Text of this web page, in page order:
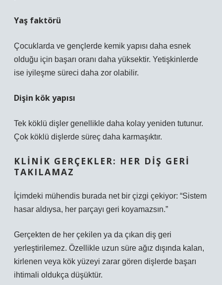
Yaş faktörü
Çocuklarda ve gençlerde kemik yapısı daha esnek
olduğu için başarı oranı daha yüksektir. Yetişkinlerde
ise iyileşme süreci daha zor olabilir.
Dişin kök yapısı
Tek köklü dişler genellikle daha kolay yeniden tutunur.
Çok köklü dişlerde süreç daha karmaşıktır.
KLINIK GERÇEKLER: HER DIŞ GERI
TAKILAMAZ
İçimdeki mühendis burada net bir çizgi çekiyor: “Sistem
hasar aldıysa, her parçayı geri koyamazsın.”
Gerçekten de her çekilen ya da çıkan diş geri
yerleştirilemez. Özellikle uzun süre ağız dışında kalan,
kirlenen veya kök yüzeyi zarar gören dişlerde başarı
ihtimali oldukça düşüktür.